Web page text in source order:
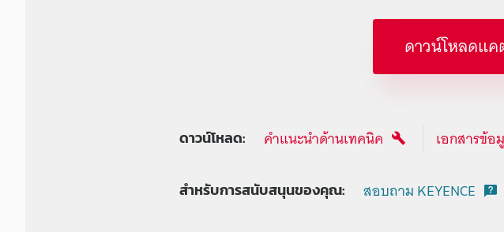
ดาวน์โหลดแ
ดาวน์โหลด: คำแนะนำด้านเทคนิค เอกสารข้อ
สำหรับการสนับสนุนของคุณ: สอบถาม KEYENCE